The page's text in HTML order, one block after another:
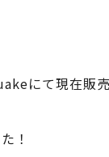
にて現在販売
！